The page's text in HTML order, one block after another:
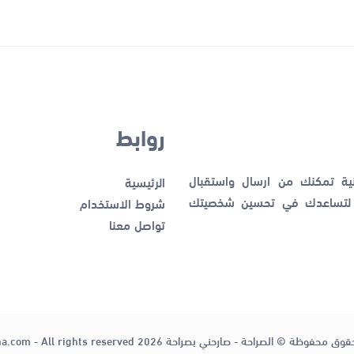
تمكنك من ارسال واستقبال
لتساعدك في تحسين شخصيتك
روابط
الرئيسية
شروط الاستخدام
تواصل معنا
محفوظة © الصراحة - صارحني بصراحة 2026 - All rights reserved